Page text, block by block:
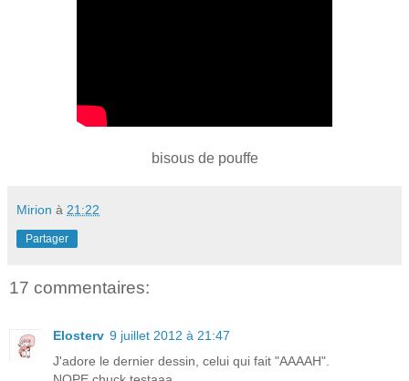
bisous de pouffe
Mirion à 21:22
Partager
17 commentaires:
Elosterv 9 juillet 2012 à 21:47
J'adore le dernier dessin, celui qui fait "AAAAH".